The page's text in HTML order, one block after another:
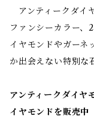
アンティークダイ
ファンシーカラー、
イヤモンドやガーネ
か出会えない特別な
アンティークダイヤ
イヤモンドを販売中